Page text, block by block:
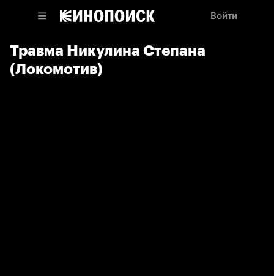
Войти
Травма Никулина Степана
(Локомотив)